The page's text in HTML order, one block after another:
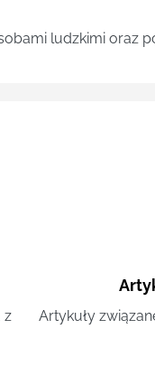
ludzkimi oraz
z
Artykuły